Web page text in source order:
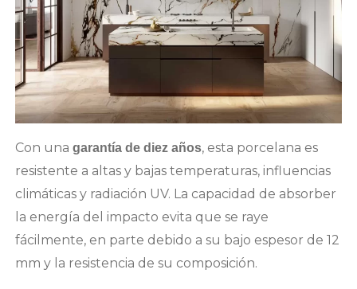
Con una garantía de diez años, esta porcelana es
resistente a altas y bajas temperaturas, influencias
climáticas y radiación UV. La capacidad de absorber
la energía del impacto evita que se raye
fácilmente, en parte debido a su bajo espesor de 12
mm y la resistencia de su composición.